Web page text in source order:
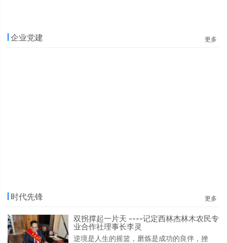
企业党建 更多
时代先锋 更多
双拐撑起一片天 ----记定西林杰林木农民专
业合作社理事长李灵
逆境是人生的摇篮，磨炼是成功的良伴，挫